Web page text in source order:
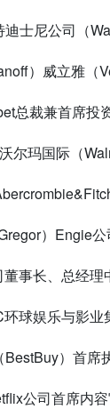
迪士尼公司（
）威立雅（
总裁兼首席投
尔玛国际（
） Engie公
事长、总经理
环球娱乐与影业
BestBuy）首席
公司首席内